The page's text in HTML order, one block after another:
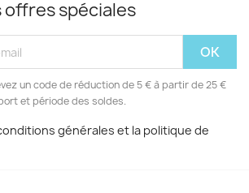
offres spéciales
un code de réduction de 5 € à partir de 25 €
et période des soldes.
générales et la politique de